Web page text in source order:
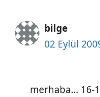
bilge
02 Eylül
merhaba… 16-